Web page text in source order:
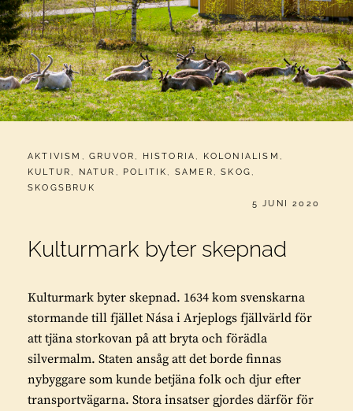
CATEGORIES:
AKTIVISM ,GRUVOR , HISTORIA , KOLONIALISM ,
KULTUR , NATUR , POLITIK , SAMER ,SKOG ,
SKOGSBRUK
PUBLICERAT
5 JUNI 2020
Kulturmark byter skepnad
Kulturmark byter skepnad. 1634 kom svenskarna
stormande till fjället Nása i Arjeplogs fjällvärld för
att tjäna storkovan på att bryta och förädla
silvermalm. Staten ansåg att det borde finnas
nybyggare som kunde betjäna folk och djur efter
transportvägarna. Stora insatser gjordes därför för